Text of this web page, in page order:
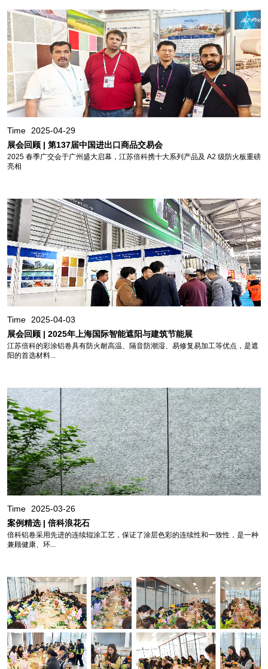
Time
2025-04-29
展会回顾 | 第137届中国进出口商品交易会
2025 春季广交会于广州盛大启幕，江苏倍科携十大系列产品及 A2 级防火板重磅
亮相
Time
2025-04-03
展会回顾 | 2025年上海国际智能遮阳与建筑节能展
江苏倍科的彩涂铝卷具有防火耐高温、隔音防潮湿、易修复易加工等优点，是遮
阳的首选材料...
Time
2025-03-26
案例精选 | 倍科浪花石
倍科铝卷采用先进的连续辊涂工艺，保证了涂层色彩的连续性和一致性，是一种
兼顾健康、环...